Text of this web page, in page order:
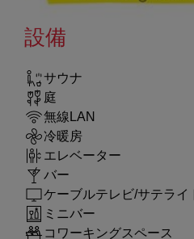
設備
サウナ
庭
無線LAN
冷暖房
エレベーター
バー
ケーブルテレビ/サテライ
ミニバー
コワーキングスペース